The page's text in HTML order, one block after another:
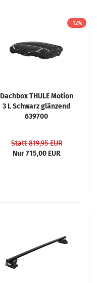
-12%
Dachbox THULE Motion
3 L Schwarz glänzend
639700
Statt 819,95 EUR
Nur 715,00 EUR